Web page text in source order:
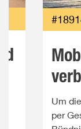
Um
per